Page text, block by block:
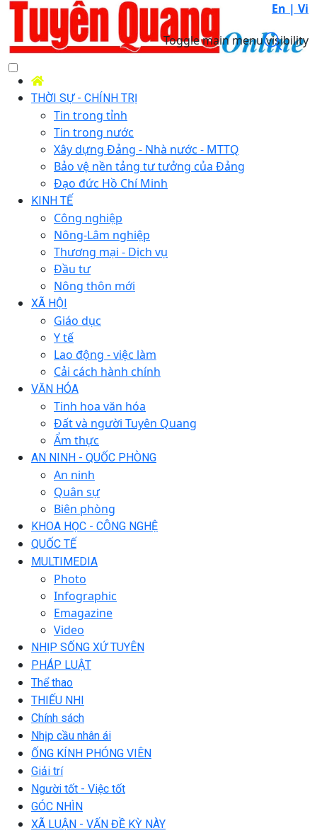
En | Vi
Toggle main menu visibility
THỜI SỰ - CHÍNH TRỊ
Tin trong tỉnh
Tin trong nước
Xây dựng Đảng - Nhà nước - MTTQ
Bảo vệ nền tảng tư tưởng của Đảng
Đạo đức Hồ Chí Minh
KINH TẾ
Công nghiệp
Nông-Lâm nghiệp
Thương mại - Dịch vụ
Đầu tư
Nông thôn mới
XÃ HỘI
Giáo dục
Y tế
Lao động - việc làm
Cải cách hành chính
VĂN HÓA
Tinh hoa văn hóa
Đất và người Tuyên Quang
Ẩm thực
AN NINH - QUỐC PHÒNG
An ninh
Quân sự
Biên phòng
KHOA HỌC - CÔNG NGHỆ
QUỐC TẾ
MULTIMEDIA
Photo
Infographic
Emagazine
Video
NHỊP SỐNG XỨ TUYÊN
PHÁP LUẬT
Thể thao
THIẾU NHI
Chính sách
Nhịp cầu nhân ái
ỐNG KÍNH PHÓNG VIÊN
Giải trí
Người tốt - Việc tốt
GÓC NHÌN
XÃ LUẬN - VẤN ĐỀ KỲ NÀY